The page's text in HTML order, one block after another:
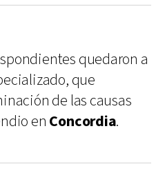
quedaron a
que
de las causas
en Concordia.